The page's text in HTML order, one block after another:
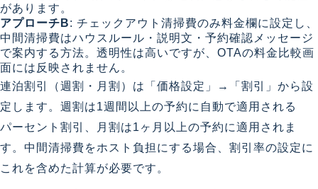
があります。
アプローチB: チェックアウト清掃費のみ料金欄に設定し、
中間清掃費はハウスルール・説明文・予約確認メッセージ
で案内する方法。透明性は高いですが、OTAの料金比較画
面には反映されません。
連泊割引（週割・月割）は「価格設定」→「割引」から設
定します。週割は1週間以上の予約に自動で適用される
パーセント割引、月割は1ヶ月以上の予約に適用されま
す。中間清掃費をホスト負担にする場合、割引率の設定に
これを含めた計算が必要です。